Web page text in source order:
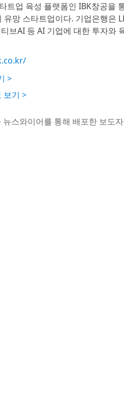
트업 육성 플랫폼인 IBK창공을
유망 스타트업이다. 기업은행은
브AI 등 AI 기업에 대한 투자와
>
보기 >
뉴스와이어를 통해 배포한 보도